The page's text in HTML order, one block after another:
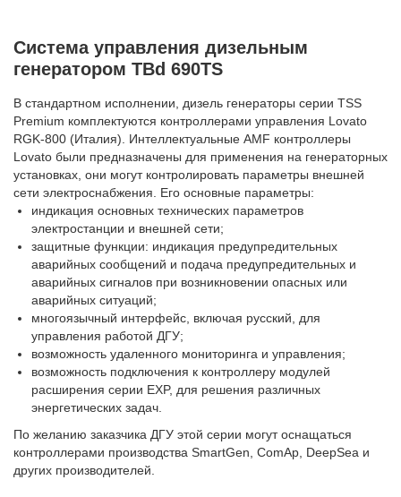
Система управления дизельным
генератором TBd 690TS
В стандартном исполнении, дизель генераторы серии TSS
Premium комплектуются контроллерами управления Lovato
RGK-800 (Италия). Интеллектуальные AMF контроллеры
Lovato были предназначены для применения на генераторных
установках, они могут контролировать параметры внешней
сети электроснабжения. Его основные параметры:
индикация основных технических параметров
электростанции и внешней сети;
защитные функции: индикация предупредительных
аварийных сообщений и подача предупредительных и
аварийных сигналов при возникновении опасных или
аварийных ситуаций;
многоязычный интерфейс, включая русский, для
управления работой ДГУ;
возможность удаленного мониторинга и управления;
возможность подключения к контроллеру модулей
расширения серии EXP, для решения различных
энергетических задач.
По желанию заказчика ДГУ этой серии могут оснащаться
контроллерами производства SmartGen, ComAp, DeepSea и
других производителей.